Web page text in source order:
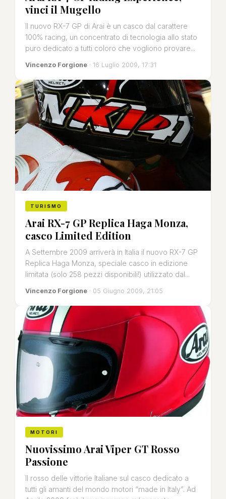
vinci il Mugello
Il nuovo RX-7 GP di Arai è un casco dal carattere
100% racing, un concentrato di tecnologia allo stato
puro dedicato a tutti coloro che vogliono provare...
Vincenzo Forgione · 16 Luglio 2009, 17:31
TURISMO
Arai RX-7 GP Replica Haga Monza,
casco Limited Edition
A Settembre 2009 arriverà in Italia il nuovo RX-7 GP
Replica Haga Monza, speciale casco in edizione
limitata (solo 258 pezzi disponibili!) utilizzato dal...
Vincenzo Forgione · 05 Giugno 2009, 21:05
MOTORI
Nuovissimo Arai Viper GT Rosso
Passione
Il rosso delle vittorie Italiane sul casco dedicato a
tutti gli amanti del mondo motori “made in Italy”. Ad